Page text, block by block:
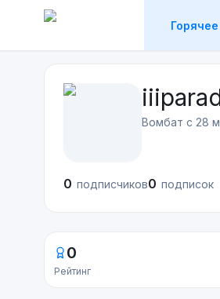
Горячее
Вомбат с 28
0 подписчиков0 подписок
0
Рейтинг